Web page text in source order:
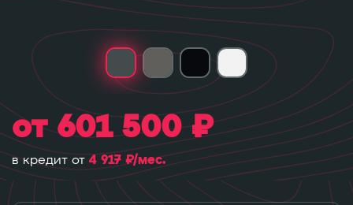
от 601 500 ₽
в кредит от 4 917 ₽/мес.